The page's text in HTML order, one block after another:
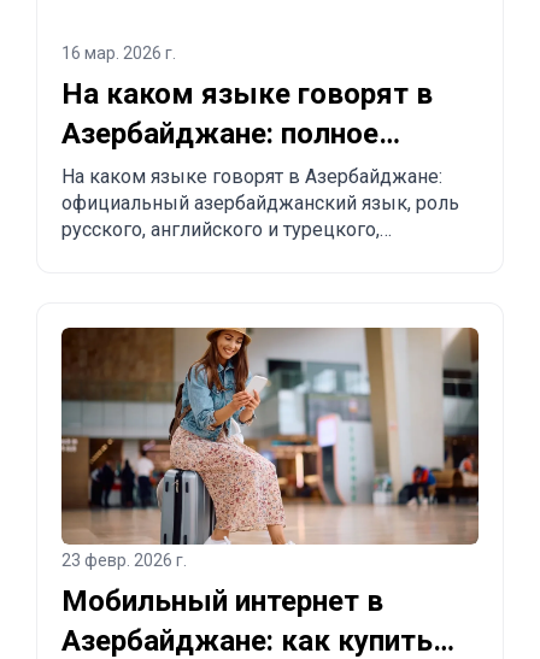
16 мар. 2026 г.
На каком языке говорят в
Азербайджане: полное
объяснение для туристов и
релокантов
На каком языке говорят в Азербайджане:
официальный азербайджанский язык, роль
русского, английского и турецкого,
23 февр. 2026 г.
Мобильный интернет в
Азербайджане: как купить